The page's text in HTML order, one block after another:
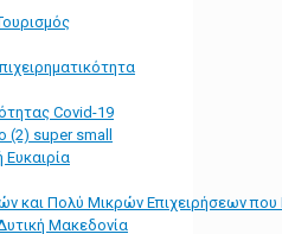
Covid-19
Ευκαιρία
και Πολύ Μικρών Επιχειρήσεων
Μακεδονία